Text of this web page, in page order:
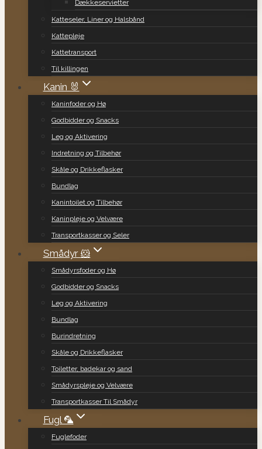
Dækkeservietter
Katteseler, Liner og Halsbånd
Kattepleje
Kattetransport
Til killingen
Kanin 🐰
Kaninfoder og Hø
Godbidder og Snacks
Leg og Aktivering
Indretning og Tilbehør
Skåle og Drikkeflasker
Bundlag
Kanintoilet og Tilbehør
Kaninpleje og Velvære
Transportkasser og Seler
Smådyr 🐹
Smådyrsfoder og Hø
Godbidder og Snacks
Leg og Aktivering
Bundlag
Burindretning
Skåle og Drikkeflasker
Toiletter, badekar og sand
Smådyrspleje og Velvære
Transportkasser Til Smådyr
Fugl 🦜
Fuglefoder